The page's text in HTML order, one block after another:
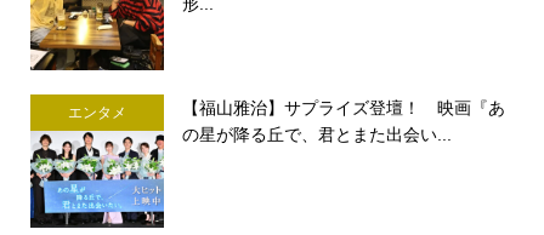
エンタメ
【福山雅治】サプライズ登壇！ 映画『あ
の星が降る丘で、君とまた出会い...